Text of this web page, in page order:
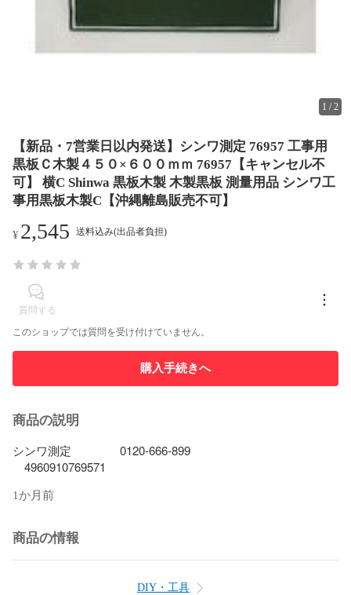
1 /2
【新品・7営業日以内発送】シンワ測定 76957 工事用
黒板Ｃ木製４５０×６００ｍｍ 76957【キャンセル不
可】 横C Shinwa 黒板木製 木製黒板 測量用品 シンワ工
事用黒板木製C【沖縄離島販売不可】
¥2,545 送料込み(出品者負担)
質問する
このショップでは質問を受け付けていません。
購入手続きへ
商品の説明
シンワ測定　    　    0120-666-899
4960910769571
1か月前
商品の情報
DIY・工具